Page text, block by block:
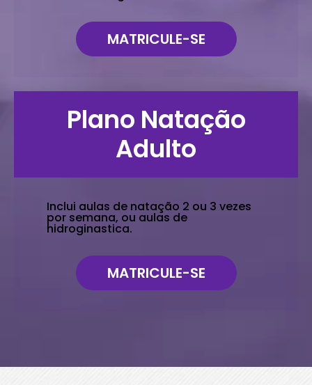
MATRICULE-SE
Plano Natação
Adulto
Inclui aulas de natação 2 ou 3 vezes
por semana, ou aulas de
hidroginastica.
MATRICULE-SE